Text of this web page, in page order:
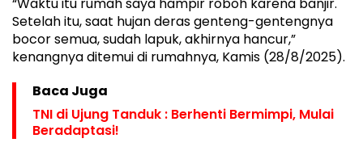
Setelah itu, saat hujan deras genteng-gentengnya
bocor semua, sudah lapuk, akhirnya hancur,”
kenangnya ditemui di rumahnya, Kamis (28/8/2025).
Baca Juga
TNI di Ujung Tanduk : Berhenti Bermimpi, Mulai
Beradaptasi!